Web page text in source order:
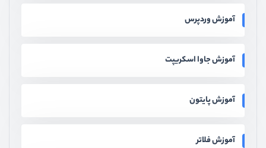
آموزش وردپرس
آموزش جاوا اسکریپت
آموزش پایتون
آموزش فلاتر